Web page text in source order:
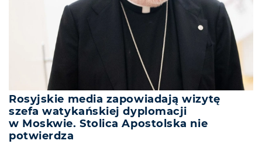
Rosyjskie media zapowiadają wizytę
szefa watykańskiej dyplomacji
w Moskwie. Stolica Apostolska nie
potwierdza